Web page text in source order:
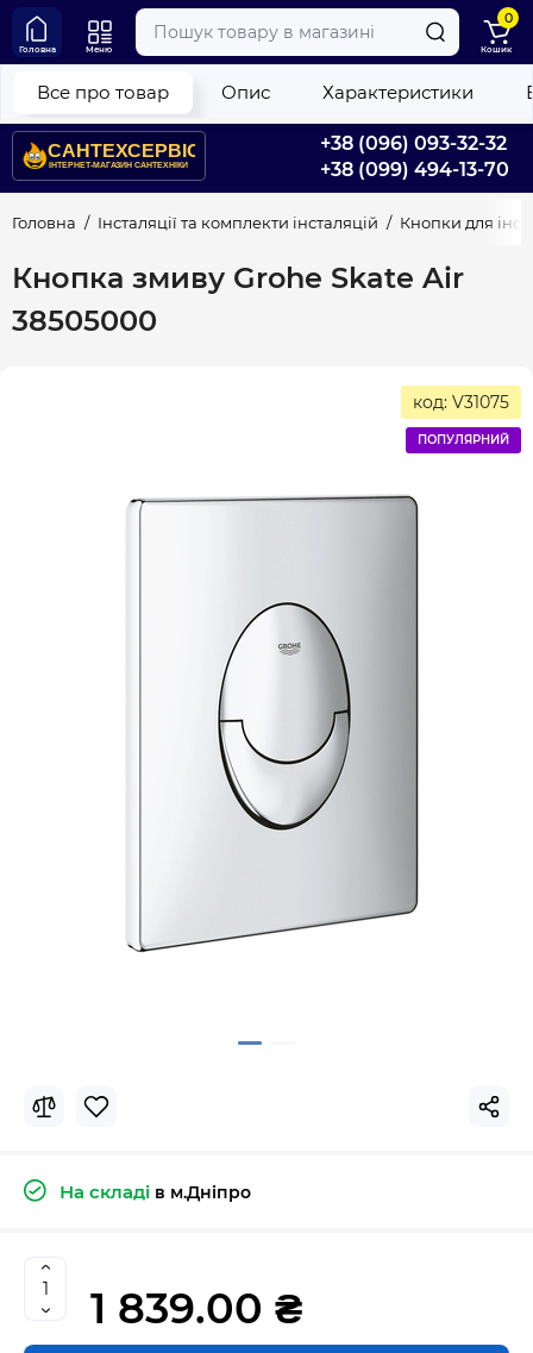
+38 (096) 093-32-32
+38 (099) 494-13-70
Головна Меню
0
Кошик
Головна Інсталяції та комплекти інсталяцій Кнопки для
Кнопка змиву Grohe Skate Air
38505000
Все про товар Опис Характеристики
код: V31075
ПОПУЛЯРНИЙ
На складі в м.Дніпро
1 839.00 ₴